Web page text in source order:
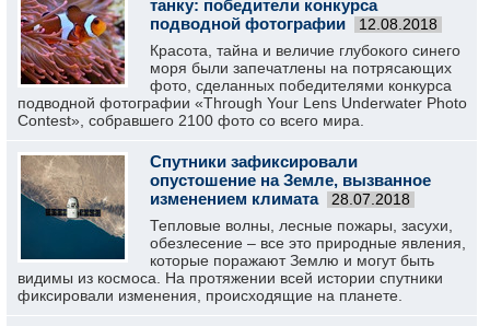
танку: победители конкурса
подводной фотографии
12.08.2018
Красота, тайна и величие глубокого синего
моря были запечатлены на потрясающих
фото, сделанных победителями конкурса
подводной фотографии «Through Your Lens Underwater Photo
Contest», собравшего 2100 фото со всего мира.
Спутники зафиксировали
опустошение на Земле, вызванное
изменением климата
28.07.2018
Тепловые волны, лесные пожары, засухи,
обезлесение ‒ все это природные явления,
которые поражают Землю и могут быть
видимы из космоса. На протяжении всей истории спутники
фиксировали изменения, происходящие на планете.